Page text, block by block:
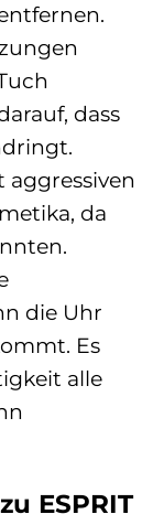
dass
da
die Uhr
Es
alle
ESPRIT